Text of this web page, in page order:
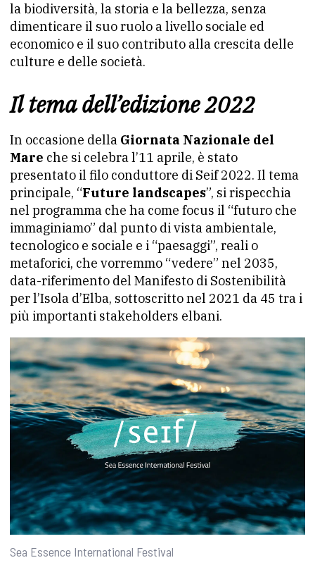
la biodiversità, la storia e la bellezza, senza
dimenticare il suo ruolo a livello sociale ed
economico e il suo contributo alla crescita delle
culture e delle società.
Il tema dell’edizione 2022
In occasione della Giornata Nazionale del
Mare che si celebra l’11 aprile, è stato
presentato il filo conduttore di Seif 2022. Il tema
principale, “Future landscapes”, si rispecchia
nel programma che ha come focus il “futuro che
immaginiamo” dal punto di vista ambientale,
tecnologico e sociale e i “paesaggi”, reali o
metaforici, che vorremmo “vedere” nel 2035,
data-riferimento del Manifesto di Sostenibilità
per l’Isola d’Elba, sottoscritto nel 2021 da 45 tra i
più importanti stakeholders elbani.
Sea Essence International Festival